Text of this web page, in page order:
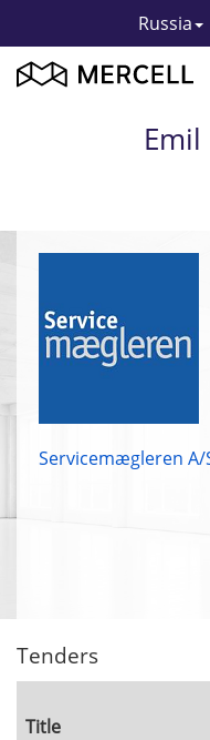
Russia
Servicemægleren A/
Tenders
Title